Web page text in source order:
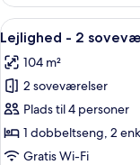
3
children)
soveværelser
adults
+
children)
Indlæs
alle
billeder
af
Lejlighed
-
2
11
Lejlighed - 2
104 m²
2 soveværelser
Plads til 4 personer
1 dobbeltseng, 2
Gratis Wi-Fi